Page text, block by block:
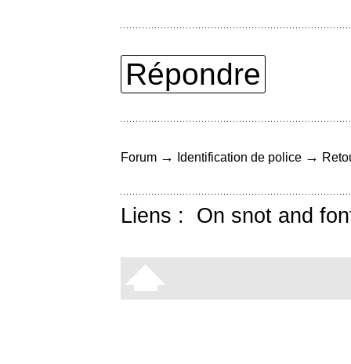
Répondre
Forum → Identification de police →
Liens : On snot and